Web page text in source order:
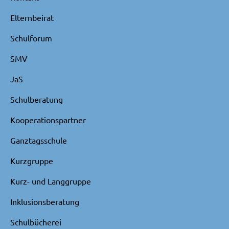
Elternbeirat
Schulforum
SMV
JaS
Schulberatung
Kooperationspartner
Ganztagsschule
Kurzgruppe
Kurz- und Langgruppe
Inklusionsberatung
Schulbücherei